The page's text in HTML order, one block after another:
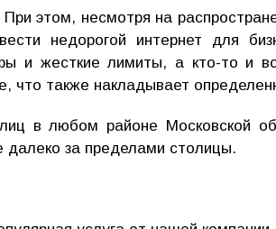
этом, несмотря на
недорогой интернет для
и жесткие лимиты, а кто-то и
что также накладывает
в любом районе Московской
далеко за пределами столицы.